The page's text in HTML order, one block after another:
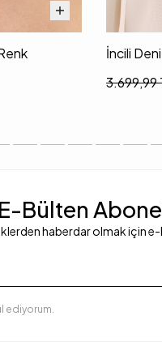
İncili
3.699,99
E-Bülten
haberdar olmak için
ediyorum.